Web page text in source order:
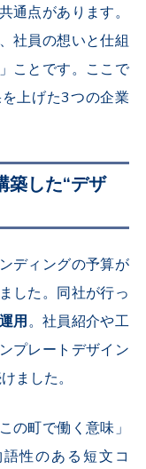
通点があります。
社員の想いと仕組
ことです。ここで
上げた3つの企業
した“デザ
ディングの予算が
した。同社が行っ
運用。社員紹介や工
プレートデザイン
ました。
の町で働く意味」
性のある短文コ